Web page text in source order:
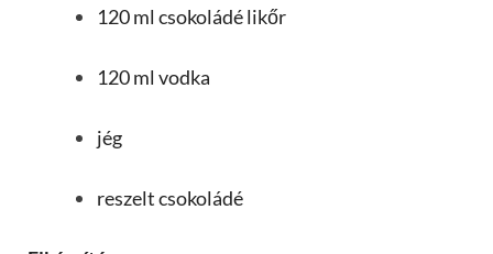
120 ml csokoládé likőr
120 ml vodka
jég
reszelt csokoládé